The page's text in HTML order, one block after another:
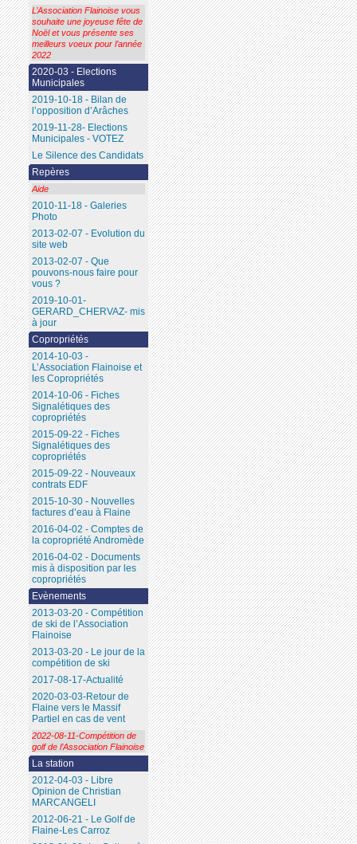
L’Association Flainoise vous
souhaite une joyeuse fête de
Noël et vous présente ses
meilleurs voeux pour l’année
2022
2020-03 - Elections
Municipales
2019-10-18 - Bilan de
l’opposition d’Arâches
2019-11-28- Elections
Municipales - VOTEZ
Le Silence des Candidats
Repères
Aide
2010-11-18 - Galeries
Photo
2013-02-07 - Evolution du
site web
2013-02-07 - Que
pouvons-nous faire pour
vous ?
2019-10-01-
GERARD_CHERVAZ- mis
à jour
Copropriétés
2014-10-03 -
L’Association Flainoise et
les Copropriétés
2014-10-06 - Fiches
Signalétiques des
copropriétés
2015-09-22 - Fiches
Signalétiques des
copropriétés
2015-09-22 - Nouveaux
contrats EDF
2015-10-30 - Nouvelles
factures d’eau à Flaine
2016-04-02 - Comptes de
la copropriété Andromède
2016-04-02 - Documents
mis à disposition par les
copropriétés
Evènements
2013-03-20 - Compétition
de ski de l’Association
Flainoise
2013-03-20 - Le jour de la
compétition de ski
2017-08-17-Actualité
2020-03-03-Retour de
Flaine vers le Massif
Partiel en cas de vent
2022-08-11-Compétition de
golf de l’Association Flainoise
La station
2012-04-03 - Libre
Opinion de Christian
MARCANGELI
2012-06-21 - Le Golf de
Flaine-Les Carroz